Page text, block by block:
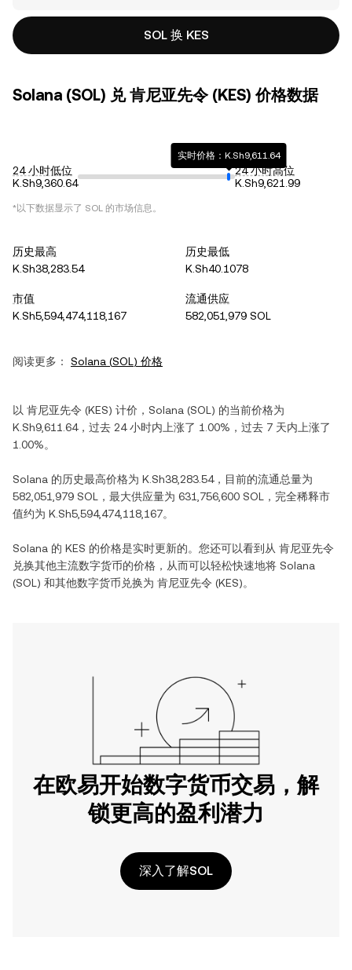
SOL 换 KES
Solana (SOL) 兑 肯尼亚先令 (KES) 价格数据
24 小时低位
K.Sh9,360.64
实时价格：K.Sh9,611.64
24 小时高位
K.Sh9,621.99
*以下数据显示了 SOL 的市场信息。
历史最高
K.Sh38,283.54
历史最低
K.Sh40.1078
市值
K.Sh5,594,474,118,167
流通供应
582,051,979 SOL
阅读更多： Solana (SOL) 价格
以 肯尼亚先令 (KES) 计价， Solana (SOL ) 的当前价格为
K.Sh9,611.64，过去 24 小时内 上涨了 1.00% ，过去 7 天内 上涨了
1.00%。
Solana 的历史最高价格为 K.Sh38,283.54，目前的流通总量为
582,051,979 SOL
，最大供应量为 631,756,600 SOL
，完全稀释市
值约为 K.Sh5,594,474,118,167。
Solana 的 KES 的价格是实时更新的。您还可以看到从 肯尼亚先令
兑换其他主流数字货币的价格，从而可以轻松快速地将 Solana
(SOL ) 和其他数字货币兑换为 肯尼亚先令 (KES)。
在欧易开始数字货币交易，解
锁更高的盈利潜力
深入了解SOL